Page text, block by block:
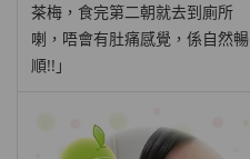
茶梅 ，食完第二朝就去到廁所
喇，唔會有肚痛感覺，係自然暢
順!!」